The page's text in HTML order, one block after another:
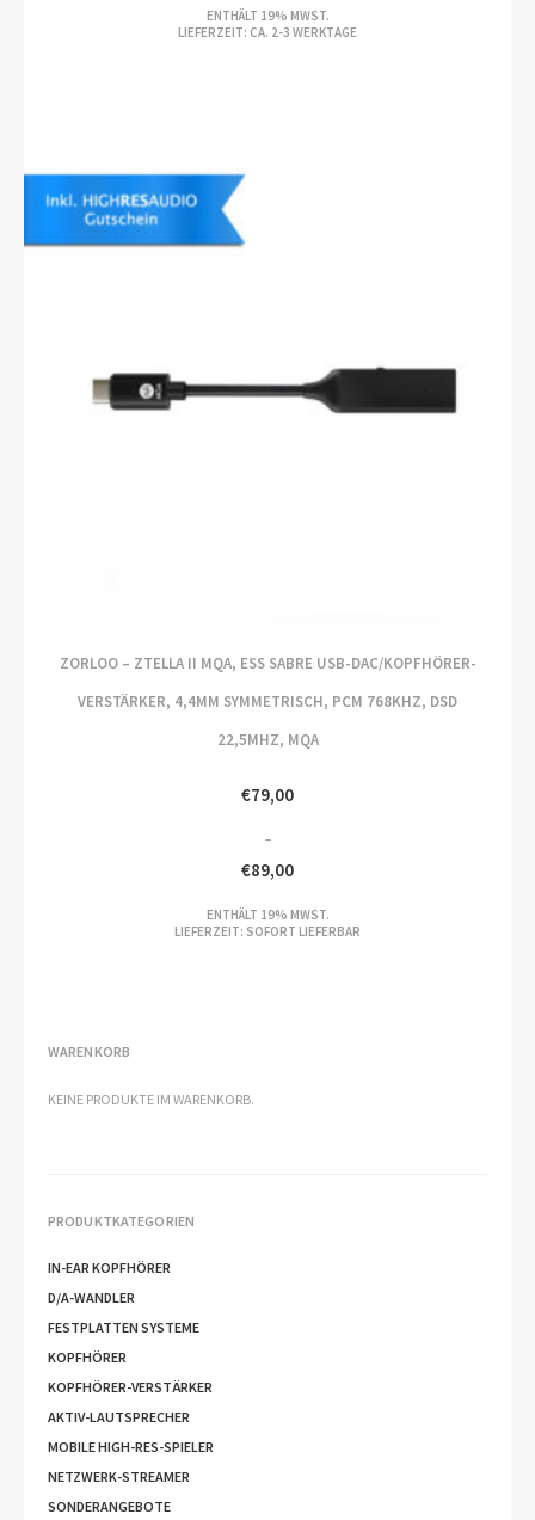
ENTHÄLT 19% MWST.
LIEFERZEIT: CA. 2-3 WERKTAGE
ZORLOO – ZTELLA II MQA, ESS SABRE USB-DAC/KOPFHÖRER-
VERSTÄRKER, 4,4MM SYMMETRISCH, PCM 768KHZ, DSD
22,5MHZ, MQA
€79,00
–
€89,00
ENTHÄLT 19% MWST.
LIEFERZEIT: SOFORT LIEFERBAR
WARENKORB
KEINE PRODUKTE IM WARENKORB.
PRODUKTKATEGORIEN
IN-EAR KOPFHÖRER
D/A-WANDLER
FESTPLATTEN SYSTEME
KOPFHÖRER
KOPFHÖRER-VERSTÄRKER
AKTIV-LAUTSPRECHER
MOBILE HIGH-RES-SPIELER
NETZWERK-STREAMER
SONDERANGEBOTE